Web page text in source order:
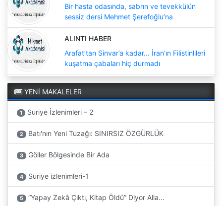
Bir hasta odasında, sabrın ve tevekkülün
sessiz dersi Mehmet Şerefoğlu’na
ALINTI HABER
Arafat’tan Sinvar’a kadar... İran’ın Filistinlileri
kuşatma çabaları hiç durmadı
YENİ MAKALELER
1 Suriye İzlenimleri – 2
2 Batı'nın Yeni Tuzağı: SINIRSIZ ÖZGÜRLÜK
3 Göller Bölgesinde Bir Ada
4 Suriye izlenimleri-1
5 “Yapay Zekâ Çıktı, Kitap Öldü” Diyor Alla...